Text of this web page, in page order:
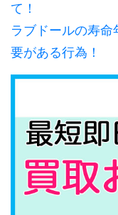
て！
ラブドールの寿
要がある行為！